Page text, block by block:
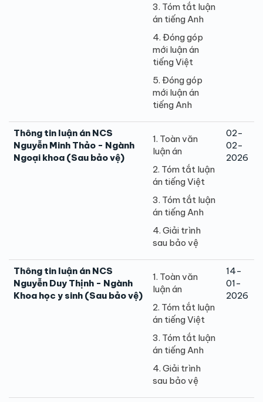
3. Tóm tắt luận
án tiếng Anh
4. Đóng góp
mới luận án
tiếng Việt
5. Đóng góp
mới luận án
tiếng Anh
Thông tin luận án NCS
Nguyễn Minh Thảo - Ngành
Ngoại khoa (Sau bảo vệ)
1. Toàn văn
luận án
2. Tóm tắt luận
án tiếng Việt
3. Tóm tắt luận
án tiếng Anh
4. Giải trình
sau bảo vệ
02-
02-
2026
Thông tin luận án NCS
Nguyễn Duy Thịnh - Ngành
Khoa học y sinh (Sau bảo vệ)
1. Toàn văn
luận án
2. Tóm tắt luận
án tiếng Việt
3. Tóm tắt luận
án tiếng Anh
4. Giải trình
sau bảo vệ
14-
01-
2026